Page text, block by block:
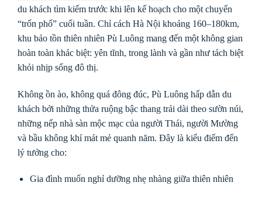
du khách tìm kiếm trước khi lên kế hoạch cho một chuyến
“trốn phố” cuối tuần. Chỉ cách Hà Nội khoảng 160–180km,
khu bảo tồn thiên nhiên Pù Luông mang đến một không gian
hoàn toàn khác biệt: yên tĩnh, trong lành và gần như tách biệt
khỏi nhịp sống đô thị.
Không ồn ào, không quá đông đúc, Pù Luông hấp dẫn du
khách bởi những thửa ruộng bậc thang trải dài theo sườn núi,
những nếp nhà sàn mộc mạc của người Thái, người Mường
và bầu không khí mát mẻ quanh năm. Đây là kiểu điểm đến
lý tưởng cho:
Gia đình muốn nghỉ dưỡng nhẹ nhàng giữa thiên nhiên